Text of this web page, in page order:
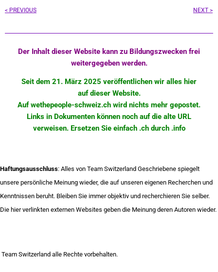
Prev
< PREVIOUS NEXT >
Der Inhalt dieser Website kann zu Bildungszwecken frei
weitergegeben werden.
Seit dem 21. März 2025 veröffentlichen wir alles hier
auf dieser Website.
Auf wethepeople-schweiz.ch wird nichts mehr gepostet.
Links in Dokumenten können noch auf die alte URL
verweisen. Ersetzen Sie einfach .ch durch .info
Haftungsausschluss: Alles von Team Switzerland Geschriebene spiegelt
unsere persönliche Meinung wieder, die auf unseren eigenen Recherchen und
Kenntnissen beruht. Bleiben Sie immer objektiv und recherchieren Sie selber.
Die hier verlinkten externen Websites geben die Meinung deren Autoren wieder.
Team Switzerland alle Rechte vorbehalten.